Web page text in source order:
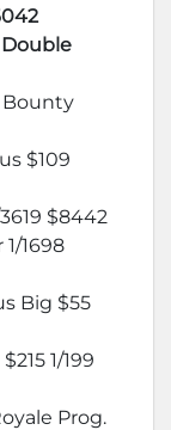
Double
Bounty
$109
$8442
1698
Big $55
1/199
Prog.